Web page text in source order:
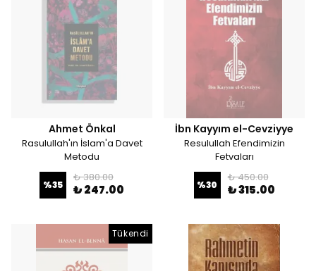
Ahmet Önkal
Rasulullah'ın İslam'a Davet
Metodu
%35
₺ 380.00
₺ 247.00
İbn Kayyım el-Cevziyye
Resulullah Efendimizin
Fetvaları
%30
₺ 450.00
₺ 315.00
Tükendi